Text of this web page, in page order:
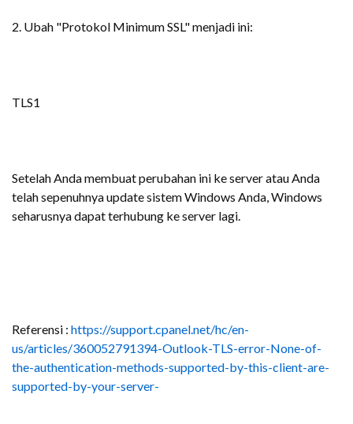
2. Ubah "Protokol Minimum SSL" menjadi ini:
TLS1
Setelah Anda membuat perubahan ini ke server atau Anda
telah sepenuhnya update sistem Windows Anda, Windows
seharusnya dapat terhubung ke server lagi.
Referensi : https://support.cpanel.net/hc/en-
us/articles/360052791394-Outlook-TLS-error-None-of-
the-authentication-methods-supported-by-this-client-are-
supported-by-your-server-